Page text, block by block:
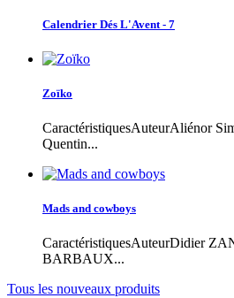
Calendrier Dés L'Avent - 7
Zoïko
CaractéristiquesAuteurAliénor
Quentin...
Mads and cowboys
CaractéristiquesAuteurDidier
BARBAUX...
Tous les nouveaux produits